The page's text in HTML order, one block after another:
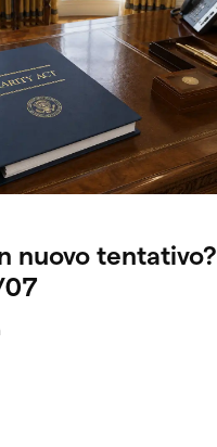
nuovo tentativo?
07